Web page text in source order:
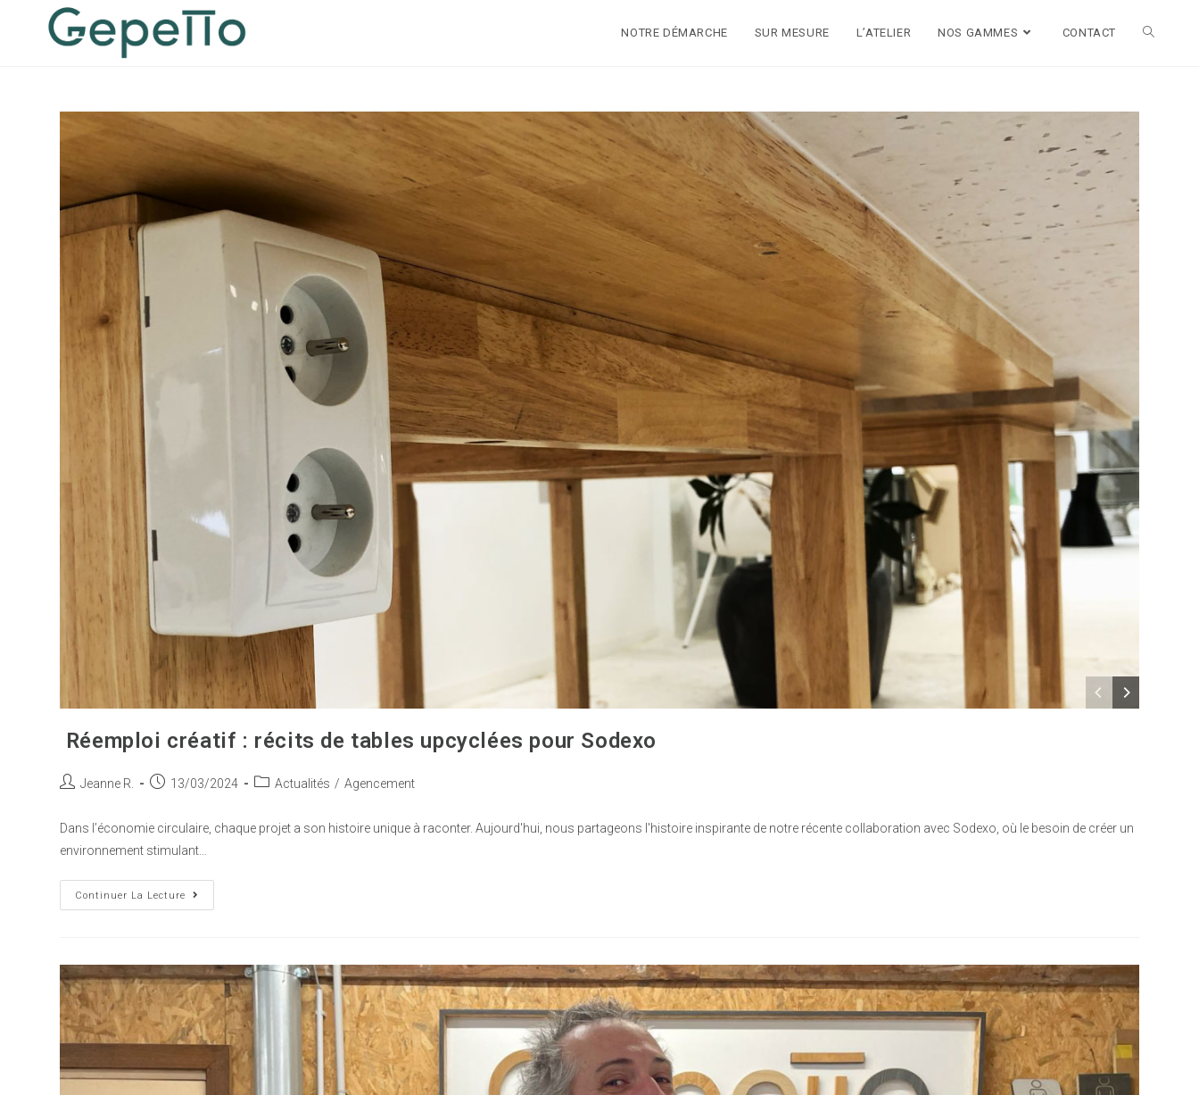
NOTRE DÉMARCHE SUR MESURE L’ATELIER NOS GAMMES CONTACT
Réemploi créatif : récits de tables upcyclées pour Sodexo
Jeanne R. 13/03/2024 Actualités / Agencement
Dans l’économie circulaire, chaque projet a son histoire unique à raconter. Aujourd'hui, nous partageons l'histoire inspirante de notre récente collaboration avec Sodexo, où le besoin de créer un
environnement stimulant…
Continuer La Lecture